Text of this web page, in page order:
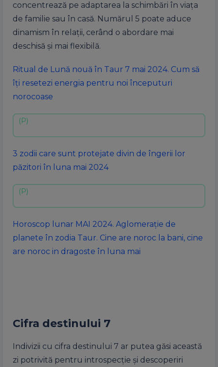
concentrează pe adaptarea la schimbări în viața
de familie sau în casă. Numărul 5 poate aduce
dinamism în relații, cerând o abordare mai
deschisă și mai flexibilă.
Ritual de Lună nouă în Taur 7 mai 2024. Cum să
îți resetezi energia pentru noi începuturi
norocoase
3 zodii care sunt protejate divin de îngerii lor
păzitori în luna mai 2024
Horoscop lunar MAI 2024. Aglomerație de
planete în zodia Taur. Cine are noroc la bani, cine
are noroc in dragoste în luna mai
Cifra destinului 7
Indivizii cu cifra destinului 7 ar putea găsi această
zi potrivită pentru introspecție și descoperiri